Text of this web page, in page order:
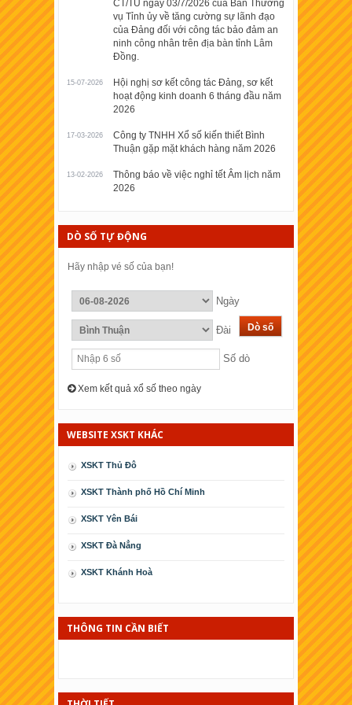
CT/TU ngày 03/7/2026 của Ban Thường
vụ Tỉnh ủy về tăng cường sự lãnh đạo
của Đảng đối với công tác bảo đảm an
ninh công nhân trên địa bàn tỉnh Lâm
Đồng.
15-07-2026
Hội nghị sơ kết công tác Đảng, sơ kết
hoạt động kinh doanh 6 tháng đầu năm
2026
17-03-2026
Công ty TNHH Xổ số kiến thiết Bình
Thuận gặp mặt khách hàng năm 2026
13-02-2026
Thông báo về việc nghỉ tết Âm lịch năm
2026
DÒ SỐ TỰ ĐỘNG
Hãy nhập vé số của bạn!
Ngày
Đài
Số dò
Xem kết quả xổ số theo ngày
WEBSITE XSKT KHÁC
XSKT Thủ Đô
XSKT Thành phố Hồ Chí Minh
XSKT Yên Bái
XSKT Ðà Nẳng
XSKT Khánh Hoà
XSKT Phú Yên
THÔNG TIN CẦN BIẾT